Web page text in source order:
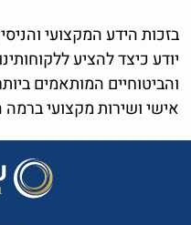
בזכות הידע המקצועי
יודע כיצד להציע
והביטוחיים המותאמים
אישי ושירות מקצועי ברמה